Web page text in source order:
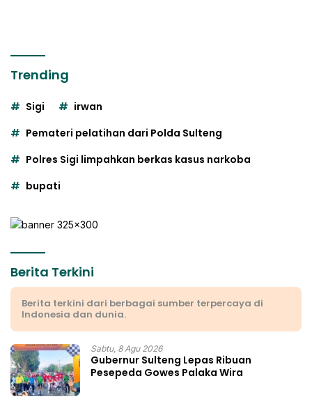
Trending
Sigi
irwan
Pemateri pelatihan dari Polda Sulteng
Polres Sigi limpahkan berkas kasus narkoba
bupati
Berita Terkini
Berita terkini dari berbagai sumber terpercaya di
Indonesia dan dunia.
Sabtu, 8 Agu 2026
Gubernur Sulteng Lepas Ribuan
Pesepeda Gowes Palaka Wira